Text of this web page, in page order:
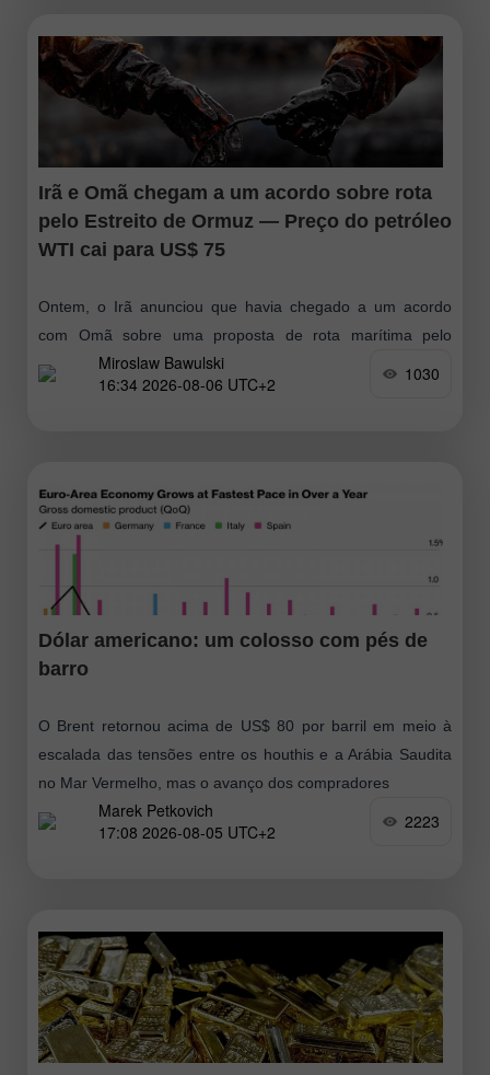
Irã e Omã chegam a um acordo sobre rota
pelo Estreito de Ormuz — Preço do petróleo
WTI cai para US$ 75
Ontem, o Irã anunciou que havia chegado a um acordo
com Omã sobre uma proposta de rota marítima pelo
Estreito de Ormuz, o que poderia ser um passo rumo
Miroslaw Bawulski
16:34 2026-08-06 UTC+2
1030
Dólar americano: um colosso com pés de
barro
O Brent retornou acima de US$ 80 por barril em meio à
escalada das tensões entre os houthis e a Arábia Saudita
no Mar Vermelho, mas o avanço dos compradores
Marek Petkovich
17:08 2026-08-05 UTC+2
2223